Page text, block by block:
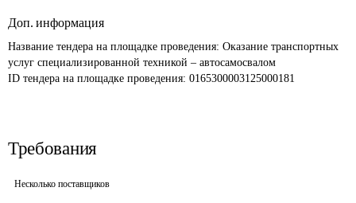
Доп. информация
Название тендера на площадке проведения: Оказание транспортных
услуг специализированной техникой – автосамосвалом
ID тендера на площадке проведения: 0165300003125000181
Требования
Несколько поставщиков